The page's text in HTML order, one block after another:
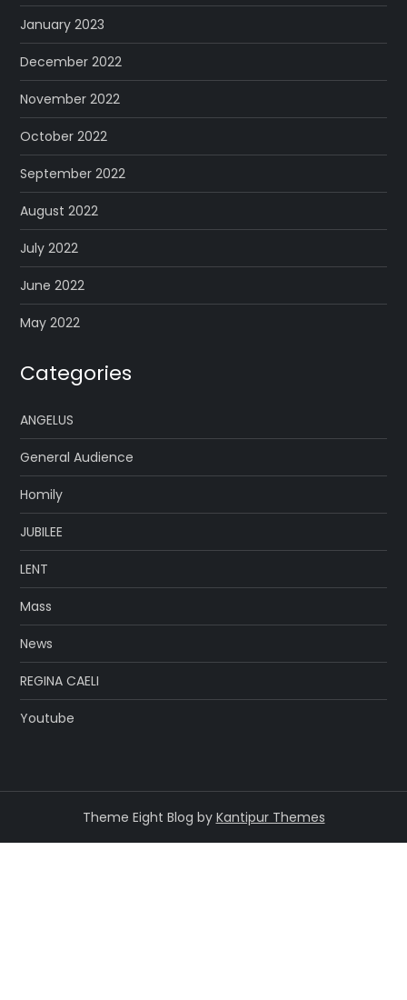
January 2023
December 2022
November 2022
October 2022
September 2022
August 2022
July 2022
June 2022
May 2022
Categories
ANGELUS
General Audience
Homily
JUBILEE
LENT
Mass
News
REGINA CAELI
Youtube
Theme Eight Blog by Kantipur Themes